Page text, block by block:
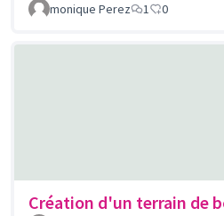
monique Perez 1 0
Création d'un terrain de